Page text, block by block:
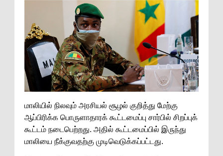
மாலியில் நிலவும் அரசியல் சூழல் குறித்து மேற்கு
ஆப்பிரிக்க பொருளாதாரக் கூட்டமைப்பு சார்பில் சிறப்புக்
கூட்டம் நடைபெற்றது. அதில் கூட்டமைப்பில் இருந்து
மாலியை நீக்குவதற்கு முடிவெடுக்கப்பட்டது.